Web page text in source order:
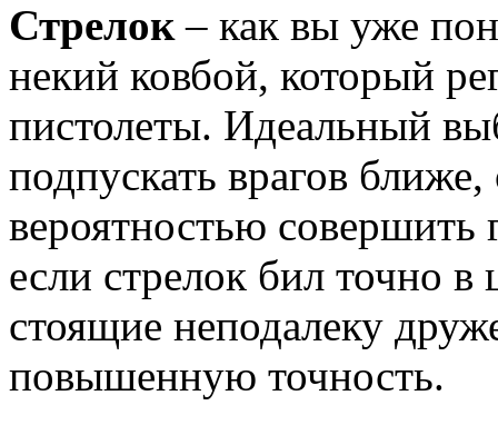
Стрелок– как вы уже
некий ковбой, который
пистолеты. Идеальный
подпускать врагов
вероятностью совершить
если стрелок бил точно в
стоящие неподалеку
повышенную точность.